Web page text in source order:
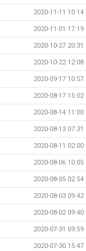
2020-11-11 10:14
2020-11-01 17:19
2020-10-27 20:31
2020-10-22 12:08
2020-09-17 10:57
2020-08-17 15:02
2020-08-14 11:00
2020-08-13 07:31
2020-08-11 02:00
2020-08-06 10:05
2020-08-05 02:54
2020-08-03 09:42
2020-08-02 09:40
2020-07-31 09:59
2020-07-30 15:47